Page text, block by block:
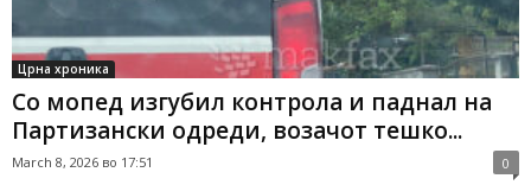
Црна хроника
Со мопед изгубил контрола и паднал на
Партизански одреди, возачот тешко...
March 8, 2026 во 17:51 0